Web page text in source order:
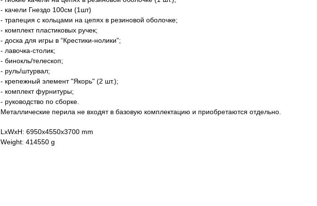
- качели Гнездо 100см (1шт)
- трапеция с кольцами на цепях в резиновой оболочке;
- комплект пластиковых ручек;
- доска для игры в “Крестики-нолики”;
- лавочка-столик;
- бинокль/телескоп;
- руль/штурвал;
- крепежный элемент "Якорь" (2 шт.);
- комплект фурнитуры;
- руководство по сборке.
Металлические перила не входят в базовую комплектацию и приобретаются отдельно.
LxWxH: 6950x4550x3700 mm
Weight: 414550 g